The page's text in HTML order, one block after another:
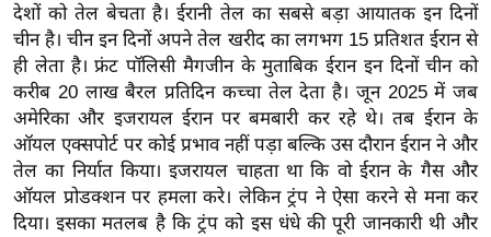
6
क्रा
इ
म
ई
-
पे
प
देशों को तेल बेचता है। ईरानी तेल का सबसे बड़ा आयातक इन दिनों
चीन है। चीन इन दिनों अपने तेल खरीद का लगभग 15 प्रतिशत ईरान से
ही लेता है। फ्रंट पॉलिसी मैगजीन के मुताबिक ईरान इन दिनों चीन को
करीब 20 लाख बैरल प्रतिदिन कच्चा तेल देता है। जून 2025 में जब
अमेरिका और इजरायल ईरान पर बमबारी कर रहे थे। तब ईरान के
ऑयल एक्सपोर्ट पर कोई प्रभाव नहीं पड़ा बल्कि उस दौरान ईरान ने और
तेल का निर्यात किया। इजरायल चाहता था कि वो ईरान के गैस और
ऑयल प्रोडक्शन पर हमला करे। लेकिन ट्रंप ने ऐसा करने से मना कर
दिया। इसका मतलब है कि ट्रंप को इस धंधे की पूरी जानकारी थी और